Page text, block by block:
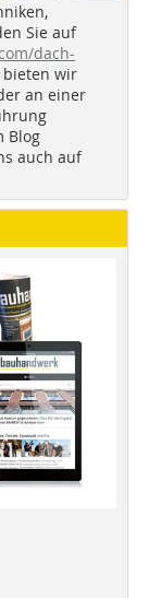
Sie auf
dach-
bieten wir
an einer
Blog
auch auf